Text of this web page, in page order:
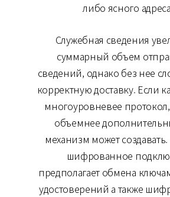
либо ясного
Служебная сведения
суммарный объем
сведений, однако без нее
корректную доставку. Если
многоуровневее
объемнее
механизм может
шифрованное
предполагает обмена
удостоверений а также